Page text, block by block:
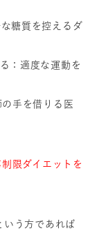
糖質を控えるダ
：適度な運動を
手を借りる医
限ダイエットを
いう方であれば